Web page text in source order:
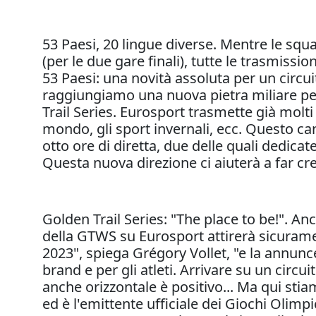
53 Paesi, 20 lingue diverse. Mentre le
(per le due gare finali), tutte le
53 Paesi: una novità assoluta per un
raggiungiamo una nuova pietra miliare
Trail Series. Eurosport trasmette già
mondo, gli sport invernali, ecc. Questo
otto ore di diretta, due delle quali
Questa nuova direzione ci aiuterà a far
Golden Trail Series: "The place to be!".
della GTWS su Eurosport attirerà
2023", spiega Grégory Vollet, "e la
brand e per gli atleti. Arrivare su un
anche orizzontale è positivo... Ma qui
ed è l'emittente ufficiale dei Giochi